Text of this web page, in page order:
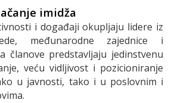
imidža
i događaji okupljaju lidere iz
međunarodne zajednice i
članove predstavljaju jedinstvenu
veću vidljivost i pozicioniranje
u javnosti, tako i u poslovnim i